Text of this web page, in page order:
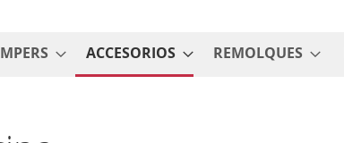
ACCESORIOS REMOLQUES